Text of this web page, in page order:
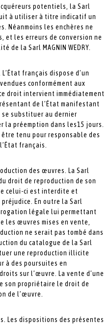
potentiels, la Sarl
à utiliser à titre indicatif un
Néanmoins les enchères ne
et les erreurs de conversion ne
la Sarl MAGNIN WEDRY.
français dispose d’un
conformément aux
droit intervient immédiatement
de l’État manifestant
substituer au dernier
la préemption dans les15 jours.
être tenu pour responsable des
français.
des œuvres. La Sarl
droit de reproduction de son
celui-ci est interdite et
En outre la Sarl
légale lui permettant
les œuvres mises en vente,
ne serait pas tombé dans
du catalogue de la Sarl
une reproduction illicite
à des poursuites en
sur l’œuvre. La vente d’une
son propriétaire le droit de
de l’œuvre.
Les dispositions des présentes